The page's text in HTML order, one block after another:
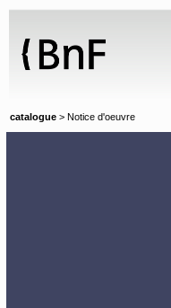
catalogue > Notice d'oeuvre